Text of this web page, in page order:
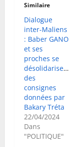
Similaire
Dialogue
inter-Maliens
: Baber GANO
et ses
proches se
désolidarisent
des
consignes
données par
Bakary Tréta
22/04/2024
Dans
"POLITIQUE"